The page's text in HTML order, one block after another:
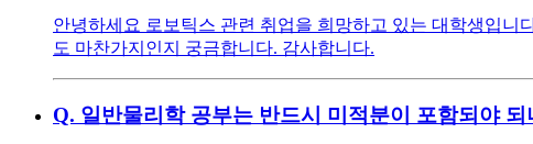
안녕하세요 로보틱스 관련 취업을 희망하고 있는 대학생입니
도 마찬가지인지 궁금합니다. 감사합니다.
Q. 일반물리학 공부는 반드시 미적분이 포함되야 되